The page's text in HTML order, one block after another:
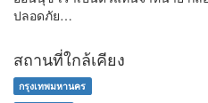
ปลอดภัย…
สถานที่ใกล้เคียง
กรุงเทพมหานคร